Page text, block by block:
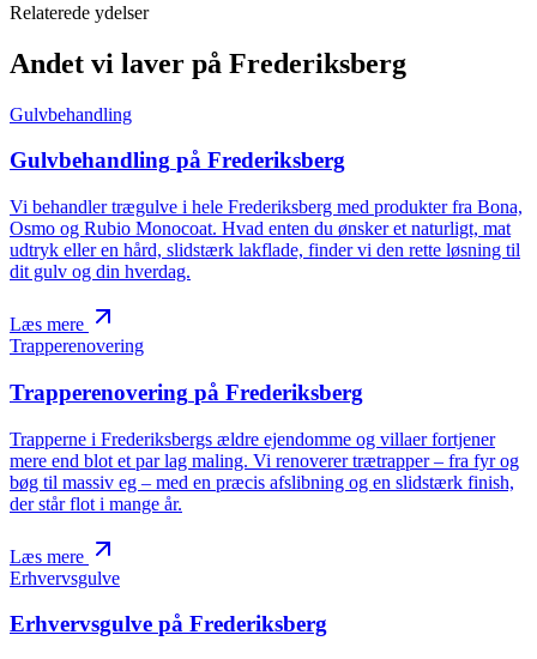
Relaterede ydelser
Andet vi laver på Frederiksberg
Gulvbehandling
Gulvbehandling på Frederiksberg
Vi behandler trægulve i hele Frederiksberg med produkter fra Bona,
Osmo og Rubio Monocoat. Hvad enten du ønsker et naturligt, mat
udtryk eller en hård, slidstærk lakflade, finder vi den rette løsning til
dit gulv og din hverdag.
Læs mere
Trapperenovering
Trapperenovering på Frederiksberg
Trapperne i Frederiksbergs ældre ejendomme og villaer fortjener
mere end blot et par lag maling. Vi renoverer trætrapper – fra fyr og
bøg til massiv eg – med en præcis afslibning og en slidstærk finish,
der står flot i mange år.
Læs mere
Erhvervsgulve
Erhvervsgulve på Frederiksberg